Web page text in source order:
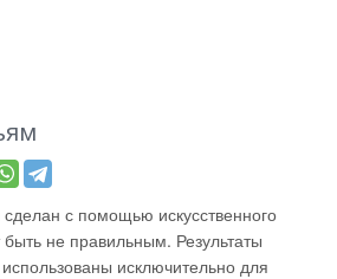
с помощью искусственного
не правильным. Результаты
исключительно для